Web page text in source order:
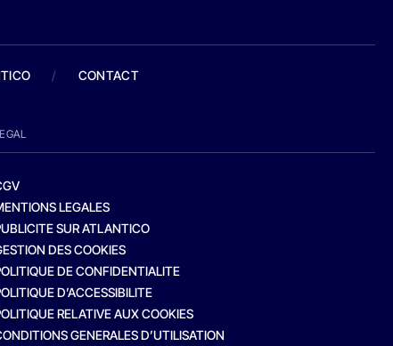
/ CONTACT
LEGALES
SUR ATLANTICO
DES COOKIES
DE CONFIDENTIALITE
D’ACCESSIBILITE
RELATIVE AUX COOKIES
GENERALES D’UTILISATION